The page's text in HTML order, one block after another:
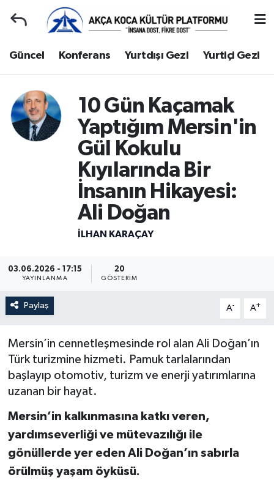
Güncel Konferans Yurtdışı Gezi Yurtiçi Gezi
10 Gün Kaçamak
Yaptığım Mersin'in
Gül Kokulu
Kıyılarında Bir
İnsanın Hikayesi:
Ali Doğan
İLHAN KARAÇAY
03.06.2026 - 17:15
YAYINLANMA
20
GÖSTERIM
Paylaş A- A+
Mersin’in cennetleşmesinde rol alan Ali Doğan’ın
Türk turizmine hizmeti. Pamuk tarlalarından
başlayıp otomotiv, turizm ve enerji yatırımlarına
uzanan bir hayat.
Mersin’in kalkınmasına katkı veren,
yardımseverliği ve mütevazılığı ile
gönüllerde yer eden Ali Doğan’ın sabırla
örülmüş yaşam öyküsü.
Gençlerle Başbaşa
Güncel
Konferans
Yurtdışı Gezi
Yurtiçi Gezi
Ziyaretler
Hakkımızda
Yönetim Kurulu
Sanat
Kocaeli Hava Durumu
Kocaeli Namaz Vakitleri
Kocaeli Trafik Yoğunluk Haritası
Süper Lig Puan Durumu ve Fikstür
Tüm Manşetler
Son Dakika Haberleri
Haber Arşivi